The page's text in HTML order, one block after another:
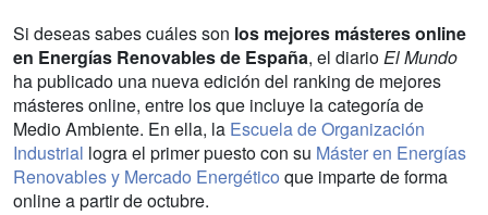
Si deseas sabes cuáles son los mejores másteres online
en Energías Renovables de España, el diarioEl Mundo
ha publicado una nueva edición del ranking de mejores
másteres online, entre los que incluye la categoría de
Medio Ambiente. En ella, la Escuela de Organización
Industrial logra el primer puesto con su Máster en Energías
Renovables y Mercado Energético que imparte de forma
online a partir de octubre.